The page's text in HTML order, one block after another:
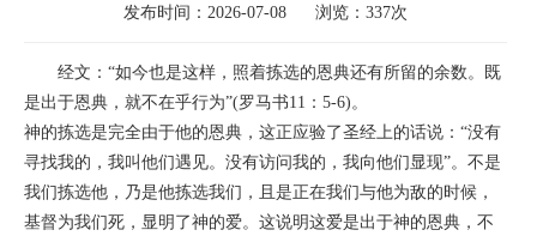
发布时间：2026-07-08      浏览：337次
经文：“如今也是这样，照着拣选的恩典还有所留的余数。既
是出于恩典，就不在乎行为”(罗马书11：5-6)。
神的拣选是完全由于他的恩典，这正应验了圣经上的话说：“没有
寻找我的，我叫他们遇见。没有访问我的，我向他们显现”。不是
我们拣选他，乃是他拣选我们，且是正在我们与他为敌的时候，
基督为我们死，显明了神的爱。这说明这爱是出于神的恩典，不